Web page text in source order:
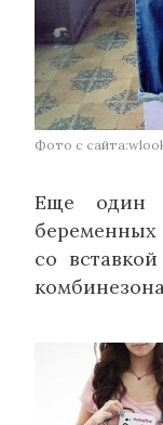
Фото с
Еще один
со